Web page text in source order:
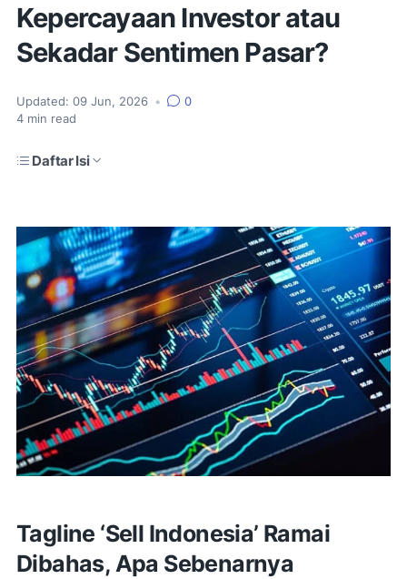
Kepercayaan Investor atau
Sekadar Sentimen Pasar?
Updated: 09 Jun, 2026 •
0
4 min read
Daftar Isi
Tagline ‘Sell Indonesia’ Ramai
Dibahas, Apa Sebenarnya